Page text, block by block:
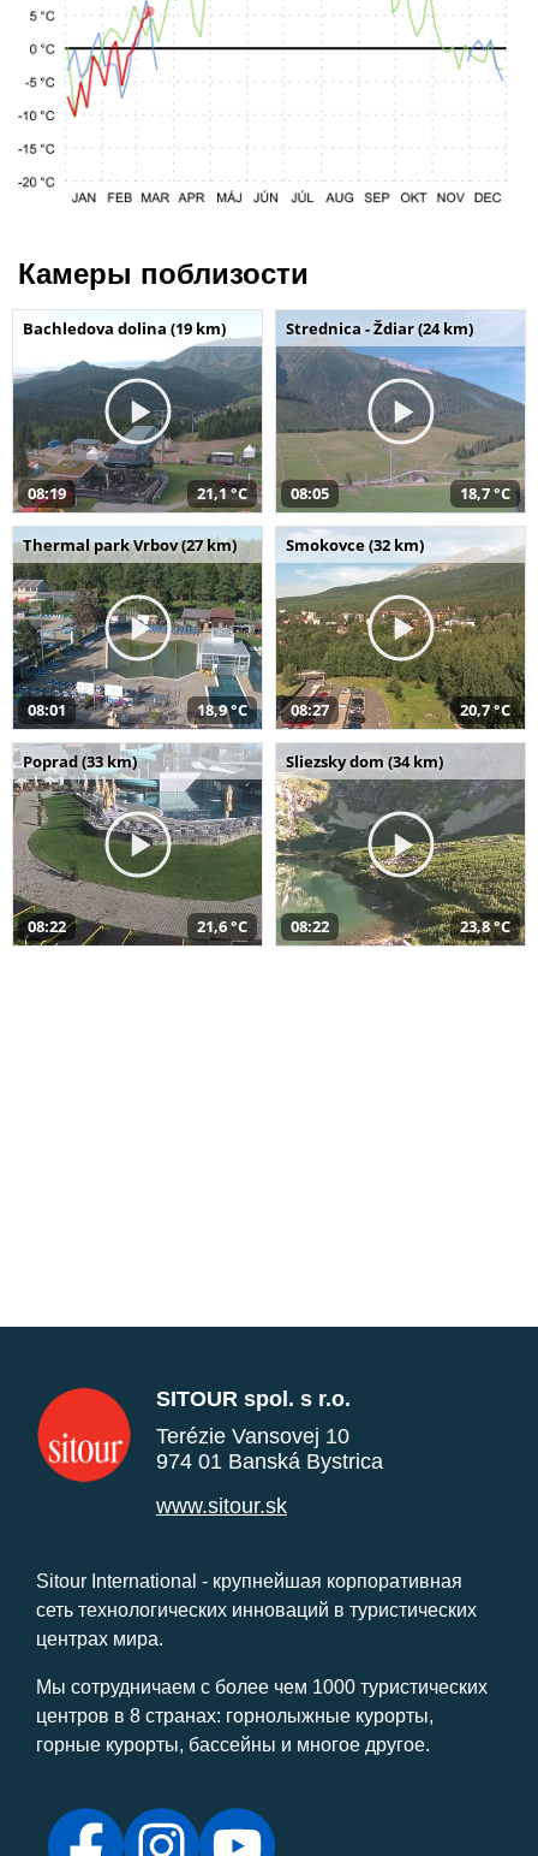
Камеры поблизости
Bachledova dolina (19 km)
08:19 21,1 °C
Strednica - Ždiar (24 km)
08:05 18,7 °C
Thermal park Vrbov (27 km)
08:01 18,9 °C
Smokovce (32 km)
08:27 20,7 °C
Poprad (33 km)
08:22 21,6 °C
Sliezsky dom (34 km)
08:22 23,8 °C
SITOUR spol. s r.o.
Terézie Vansovej 10
974 01 Banská Bystrica
www.sitour.sk
Sitour International - крупнейшая корпоративная
сеть технологических инноваций в туристических
центрах мира.
Мы сотрудничаем с более чем 1000 туристических
центров в 8 странах: горнолыжные курорты,
горные курорты, бассейны и многое другое.